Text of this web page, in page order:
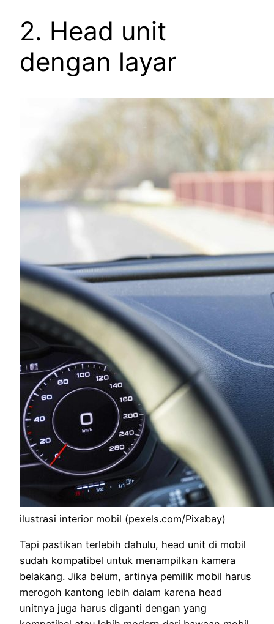
2. Head unit
dengan layar
ilustrasi interior mobil (pexels.com/Pixabay)
Tapi pastikan terlebih dahulu, head unit di mobil
sudah kompatibel untuk menampilkan kamera
belakang. Jika belum, artinya pemilik mobil harus
merogoh kantong lebih dalam karena head
unitnya juga harus diganti dengan yang